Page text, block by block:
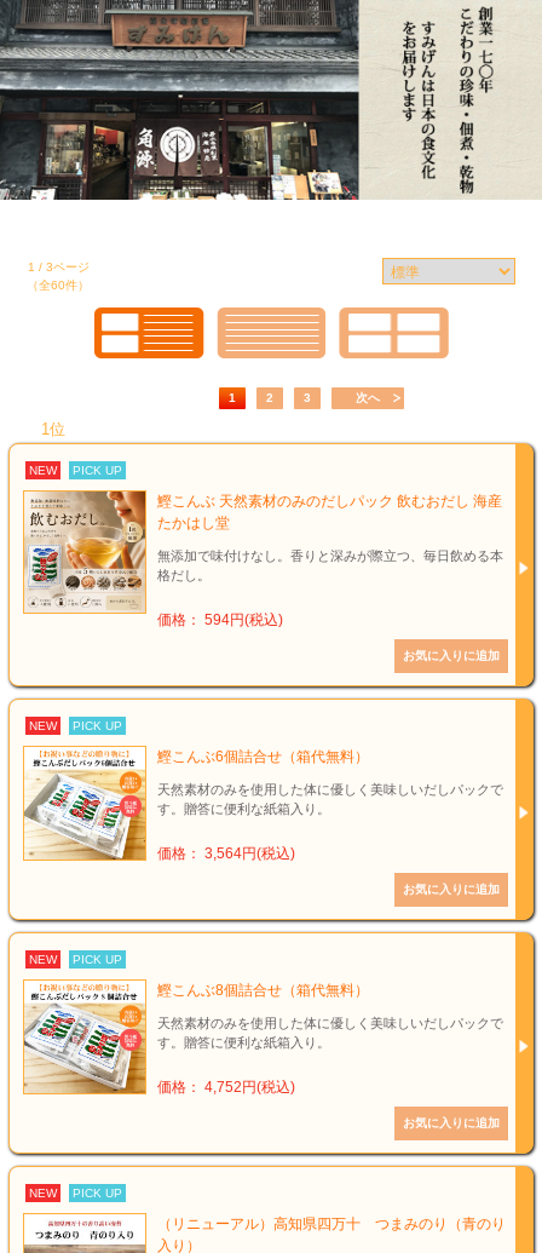
1 / 3ページ
（全60件）
1 2 3 次へ
1位
NEW PICK UP
鰹こんぶ 天然素材のみのだしパック 飲むおだし 海産
たかはし堂
無添加で味付けなし。香りと深みが際立つ、毎日飲める本
格だし。
価格： 594円(税込)
NEW PICK UP
鰹こんぶ6個詰合せ（箱代無料）
天然素材のみを使用した体に優しく美味しいだしパックで
す。贈答に便利な紙箱入り。
価格： 3,564円(税込)
NEW PICK UP
鰹こんぶ8個詰合せ（箱代無料）
天然素材のみを使用した体に優しく美味しいだしパックで
す。贈答に便利な紙箱入り。
価格： 4,752円(税込)
NEW PICK UP
（リニューアル）高知県四万十 つまみのり（青のり
入り）